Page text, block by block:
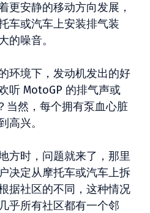
更安静的移动方向发展，
车或汽车上安装排气装
的噪音。
环境下，发动机发出的好
听 MotoGP 的排气声或
当然，每个拥有泵血心脏
高兴。
方时，问题就来了，那里
决定从摩托车或汽车上拆
据社区的不同，这种情况
乎所有社区都有一个邻